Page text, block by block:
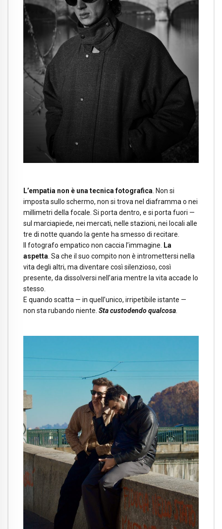
L’empatia non è una tecnica fotografica. Non si
imposta sullo schermo, non si trova nel diaframma o nei
millimetri della focale. Si porta dentro, e si porta fuori —
sul marciapiede, nei mercati, nelle stazioni, nei locali alle
tre di notte quando la gente ha smesso di recitare.
Il fotografo empatico non caccia l’immagine. La
aspetta. Sa che il suo compito non è intromettersi nella
vita degli altri, ma diventare così silenzioso, così
presente, da dissolversi nell’aria mentre la vita accade lo
stesso.
E quando scatta — in quell’unico, irripetibile istante —
non sta rubando niente. Sta custodendo qualcosa.